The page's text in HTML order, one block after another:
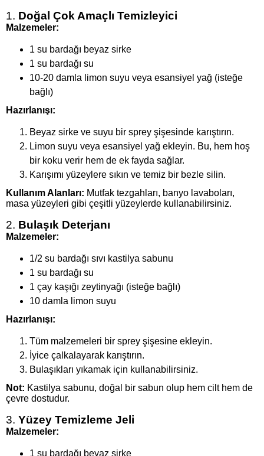
1. Doğal Çok Amaçlı Temizleyici
Malzemeler:
1 su bardağı beyaz sirke
1 su bardağı su
10-20 damla limon suyu veya esansiyel yağ (isteğe
bağlı)
Hazırlanışı:
Beyaz sirke ve suyu bir sprey şişesinde karıştırın.
Limon suyu veya esansiyel yağ ekleyin. Bu, hem hoş
bir koku verir hem de ek fayda sağlar.
Karışımı yüzeylere sıkın ve temiz bir bezle silin.
Kullanım Alanları: Mutfak tezgahları, banyo lavaboları,
masa yüzeyleri gibi çeşitli yüzeylerde kullanabilirsiniz.
2. Bulaşık Deterjanı
Malzemeler:
1/2 su bardağı sıvı kastilya sabunu
1 su bardağı su
1 çay kaşığı zeytinyağı (isteğe bağlı)
10 damla limon suyu
Hazırlanışı:
Tüm malzemeleri bir sprey şişesine ekleyin.
İyice çalkalayarak karıştırın.
Bulaşıkları yıkamak için kullanabilirsiniz.
Not: Kastilya sabunu, doğal bir sabun olup hem cilt hem de
çevre dostudur.
3. Yüzey Temizleme Jeli
Malzemeler:
1 su bardağı beyaz sirke